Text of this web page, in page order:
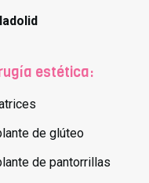
estética:
de glúteo
de pantorrillas